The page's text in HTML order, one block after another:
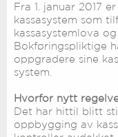
Fra 1. januar 2017
kassasystem som
kassasystemlova
Bokføringspliktige
oppgradere sine
system.
Hvorfor nytt
Det har hittil blitt
oppbygging av